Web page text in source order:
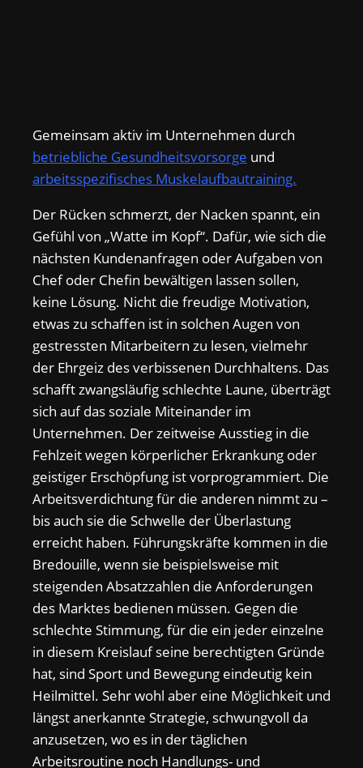
Gemeinsam aktiv im Unternehmen durch
betriebliche Gesundheitsvorsorge und
arbeitsspezifisches Muskelaufbautraining.
Der Rücken schmerzt, der Nacken spannt, ein
Gefühl von „Watte im Kopf“. Dafür, wie sich die
nächsten Kundenanfragen oder Aufgaben von
Chef oder Chefin bewältigen lassen sollen,
keine Lösung. Nicht die freudige Motivation,
etwas zu schaffen ist in solchen Augen von
gestressten Mitarbeitern zu lesen, vielmehr
der Ehrgeiz des verbissenen Durchhaltens. Das
schafft zwangsläufig schlechte Laune, überträgt
sich auf das soziale Miteinander im
Unternehmen. Der zeitweise Ausstieg in die
Fehlzeit wegen körperlicher Erkrankung oder
geistiger Erschöpfung ist vorprogrammiert. Die
Arbeitsverdichtung für die anderen nimmt zu –
bis auch sie die Schwelle der Überlastung
erreicht haben. Führungskräfte kommen in die
Bredouille, wenn sie beispielsweise mit
steigenden Absatzzahlen die Anforderungen
des Marktes bedienen müssen. Gegen die
schlechte Stimmung, für die ein jeder einzelne
in diesem Kreislauf seine berechtigten Gründe
hat, sind Sport und Bewegung eindeutig kein
Heilmittel. Sehr wohl aber eine Möglichkeit und
längst anerkannte Strategie, schwungvoll da
anzusetzen, wo es in der täglichen
Arbeitsroutine noch Handlungs- und